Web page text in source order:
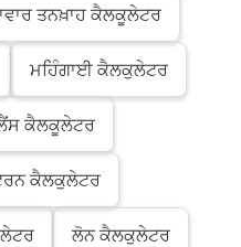
ਤਨਖ਼ਾਹ ਕੈਲਕੂਲੇਟਰ
ਮਹਿੰਗਾਈ ਕੈਲਕੁਲੇਟਰ
ਕੈਲਕੂਲੇਟਰ
ਕੈਲਕੁਲੇਟਰ
ਲੋਨ ਕੈਲਕੁਲੇਟਰ